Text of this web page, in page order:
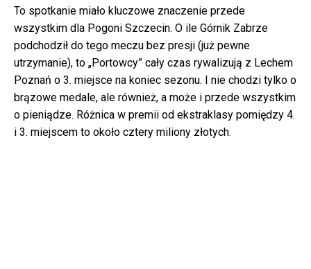
To spotkanie miało kluczowe znaczenie przede
wszystkim dla Pogoni Szczecin. O ile Górnik Zabrze
podchodził do tego meczu bez presji (już pewne
utrzymanie), to „Portowcy” cały czas rywalizują z Lechem
Poznań o 3. miejsce na koniec sezonu. I nie chodzi tylko o
brązowe medale, ale również, a może i przede wszystkim
o pieniądze. Różnica w premii od ekstraklasy pomiędzy 4.
i 3. miejscem to około cztery miliony złotych.